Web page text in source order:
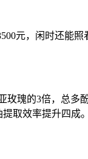
元，闲时还能照
瑰的3倍，总多
取效率提升四成。